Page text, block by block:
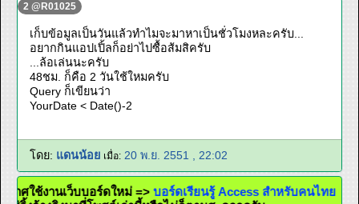
2 @R01025
เก็บข้อมูลเป็นวันแล้วทำไมจะมาหาเป็นชั่วโมงหละครับ...
อยากกินแอปเปิ้ลก็อย่าไปซื้อส้มสิครับ
...ล้อเล่นนะครับ
48ชม. ก็คือ 2 วันใช้ใหมครับ
Query ก็เขียนว่า
YourDate < Date()-2
โดย: แดนน้อย เมื่อ: 20 พ.ย. 2551 , 22:02
ะกาศใช้งานเว็บบอร์ดใหม่ =>บอร์ดเรียนรู้ Access สำหรับคนไทย